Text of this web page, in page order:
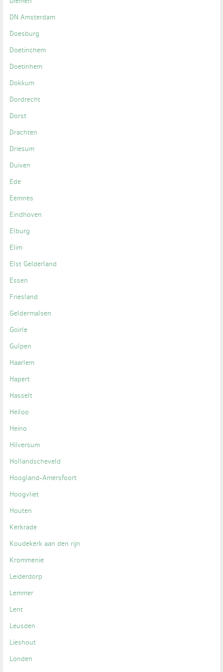
DN Amsterdam
Doesburg
Doetinchem
Doetinhem
Dokkum
Dordrecht
Dorst
Drachten
Driesum
Duiven
Ede
Eemnes
Eindhoven
Elburg
Elim
Elst Gelderland
Essen
Friesland
Geldermalsen
Goirle
Gulpen
Haarlem
Hapert
Hasselt
Heiloo
Heino
Hilversum
Hollandscheveld
Hoogland-Amersfoort
Hoogvliet
Houten
Kerkrade
Koudekerk aan den rijn
Krommenie
Leiderdorp
Lemmer
Lent
Leusden
Lieshout
Londen